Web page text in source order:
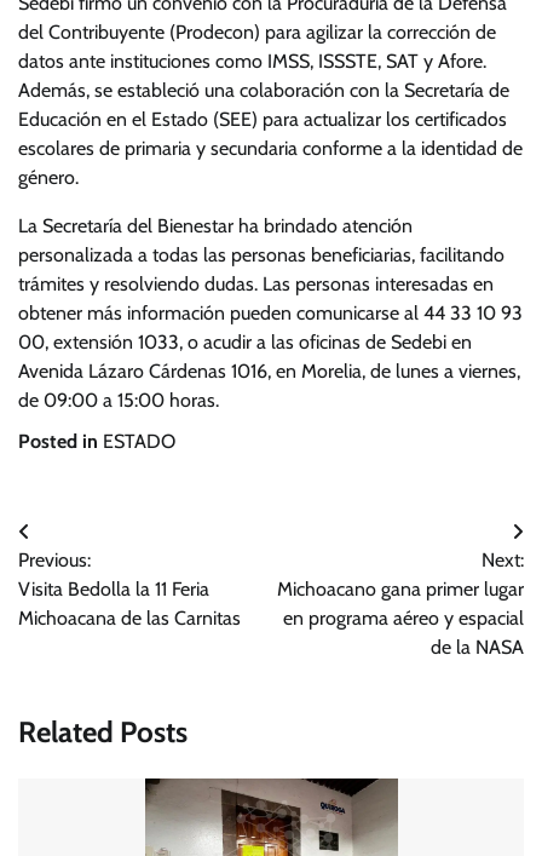
del Contribuyente (Prodecon) para agilizar la corrección de
datos ante instituciones como IMSS, ISSSTE, SAT y Afore.
Además, se estableció una colaboración con la Secretaría de
Educación en el Estado (SEE) para actualizar los certificados
escolares de primaria y secundaria conforme a la identidad de
género.
La Secretaría del Bienestar ha brindado atención
personalizada a todas las personas beneficiarias, facilitando
trámites y resolviendo dudas. Las personas interesadas en
obtener más información pueden comunicarse al 44 33 10 93
00, extensión 1033, o acudir a las oficinas de Sedebi en
Avenida Lázaro Cárdenas 1016, en Morelia, de lunes a viernes,
de 09:00 a 15:00 horas.
Posted in ESTADO
Navegación
de
entradas
Previous:
Visita Bedolla la 11 Feria
Michoacana de las Carnitas
Next:
Michoacano gana primer lugar
en programa aéreo y espacial
de la NASA
Related Posts